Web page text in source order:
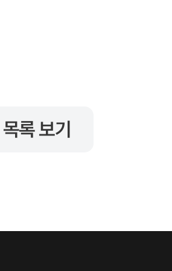
목록 보기